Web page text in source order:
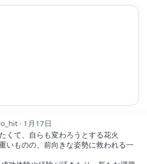
1月17日
くて、自らも変わろうとする花火
いものの、前向きな姿勢に救われる一